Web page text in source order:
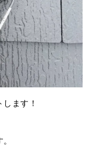
ます！